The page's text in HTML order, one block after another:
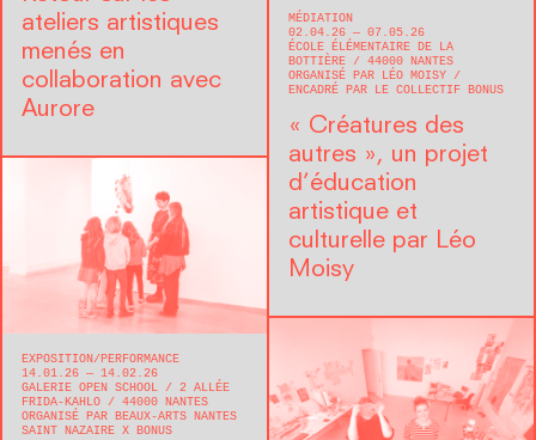
ateliers artistiques
menés en
collaboration avec
Aurore
MÉDIATION
02.04.26 — 07.05.26
ÉCOLE ÉLÉMENTAIRE DE LA
BOTTIÈRE
44000 NANTES
ORGANISÉ PAR LÉO MOISY
ENCADRÉ PAR LE COLLECTIF BONUS
« Créatures des
autres », un projet
d’éducation
artistique et
culturelle par Léo
Moisy
EXPOSITION PERFORMANCE
14.01.26 — 14.02.26
GALERIE OPEN SCHOOL
2 ALLÉE
FRIDA-KAHLO
44000 NANTES
ORGANISÉ PAR BEAUX-ARTS NANTES
SAINT NAZAIRE X BONUS